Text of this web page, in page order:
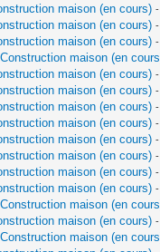
maison (en cours)
maison (en cours)
maison (en cours)
maison (en
maison (en cours)
maison (en cours)
maison (en cours)
maison (en cours)
maison (en cours)
maison (en cours)
maison (en cours)
maison (en cours)
maison (en
maison (en cours)
maison (en